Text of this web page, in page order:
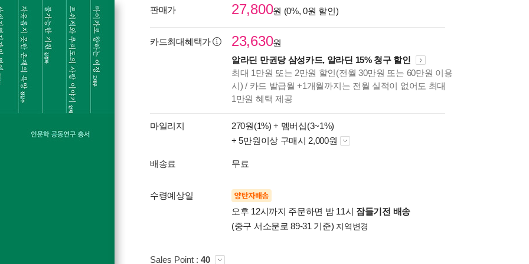
판매가 27,800원 (0%, 0원 할인)
카드최대혜택가 23,630원
알라딘 만권당 삼성카드, 알라딘 15% 청구 할인
최대 1만원 또는 2만원 할인(전월 30만원 또는 60만원 이용
시) / 카드 발급월 +1개월까지는 전월 실적이 없어도 최대
1만원 혜택 제공
마일리지 270원(1%) + 멤버십(3~1%)
+ 5만원이상 구매시 2,000원
배송료 무료
수령예상일 양탄자배송
오후 12시까지 주문하면 밤 11시 잠들기전 배송
(중구 서소문로 89-31 기준) 지역변경
Sales Point : 40